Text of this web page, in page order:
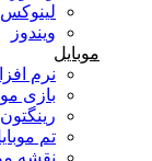
لینوکس
نرم افزار موبایل
بازی موبایل
رینگتون موبایل
تم موبایل
نقشه موبایل